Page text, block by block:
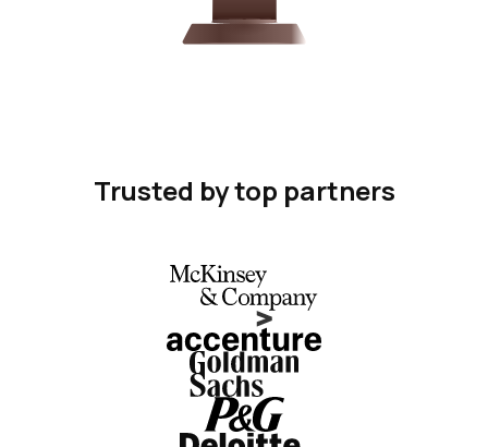
Trusted by top partners